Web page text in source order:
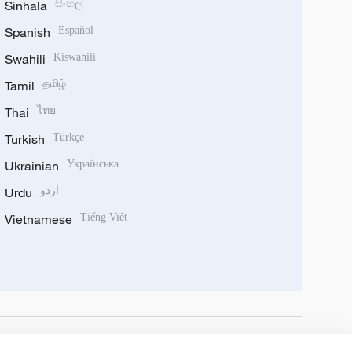
Sinhala සිංහල
Spanish Español
Swahili Kiswahili
Tamil தமிழ்
Thai ไทย
Turkish Türkçe
Ukrainian Українська
Urdu اردو
Vietnamese Tiếng Việt